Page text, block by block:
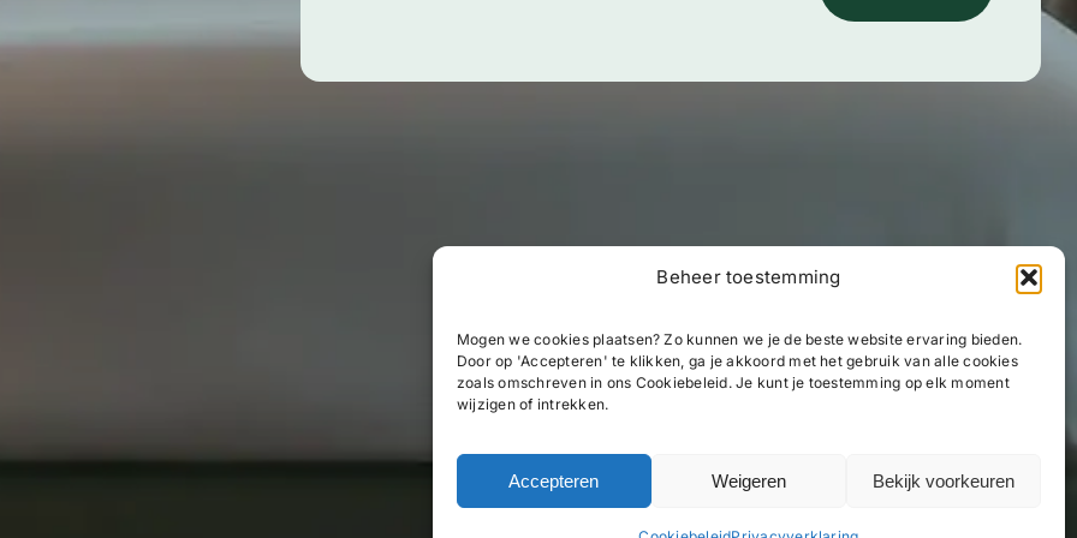
Beheer toestemming
Mogen we cookies plaatsen? Zo kunnen we je de beste website ervaring bieden.
Door op 'Accepteren' te klikken, ga je akkoord met het gebruik van alle cookies
zoals omschreven in ons Cookiebeleid. Je kunt je toestemming op elk moment
wijzigen of intrekken.
Accepteren Weigeren Bekijk voorkeuren